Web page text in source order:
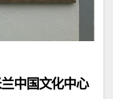
中国文化中心